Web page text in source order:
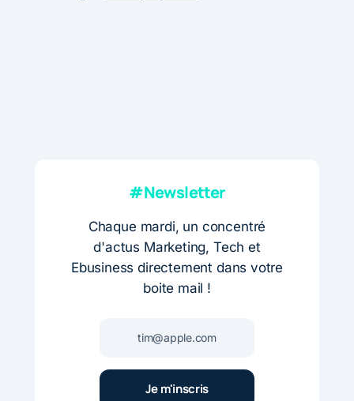
#Newsletter
Chaque mardi, un concentré
d'actus Marketing, Tech et
Ebusiness directement dans votre
boite mail !